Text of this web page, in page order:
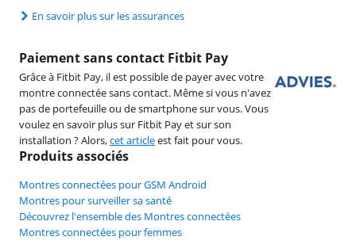
En savoir plus sur les assurances
Paiement sans contact Fitbit Pay
Grâce à Fitbit Pay, il est possible de payer avec votre
montre connectée sans contact. Même si vous n'avez
pas de portefeuille ou de smartphone sur vous. Vous
voulez en savoir plus sur Fitbit Pay et sur son
installation ? Alors,cet articleest fait pour vous.
Produits associés
Montres connectées pour GSM Android
Montres pour surveiller sa santé
Découvrez l'ensemble des Montres connectées
Montres connectées pour femmes